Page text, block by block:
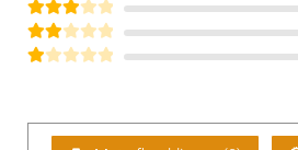
5uit 5
Gewaardee
rd4uit 5
Gewaar
deerd3
Gew
uit 5
w